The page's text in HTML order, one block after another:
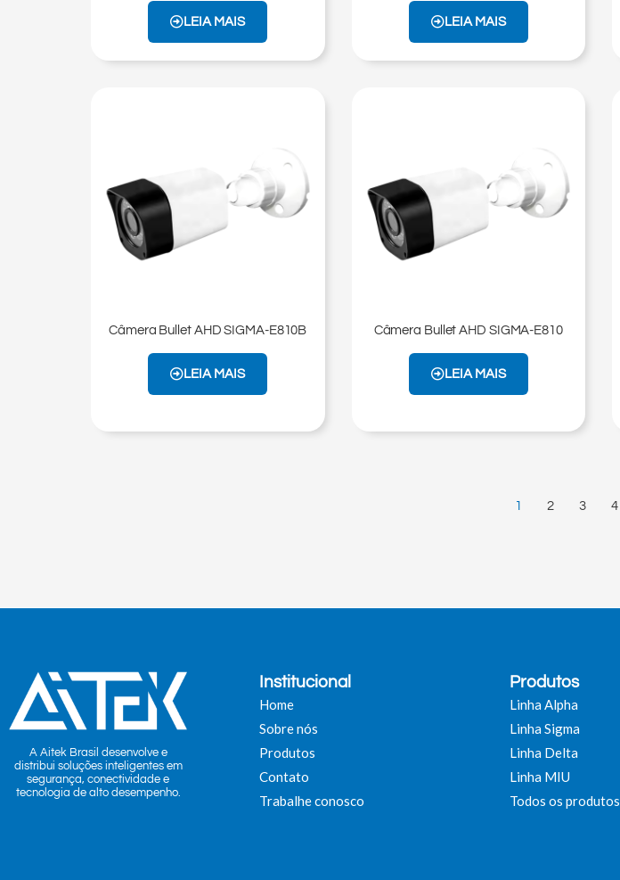
LEIA MAIS LEIA MAIS
Câmera Bullet AHD SIGMA-E810​B
LEIA MAIS
Câmera Bullet AHD SIGMA-E810
LEIA MAIS
1 2 3 4
A Aitek Brasil desenvolve e
distribui soluções inteligentes em
segurança, conectividade e
tecnologia de alto desempenho.
Institucional
Home
Sobre nós
Produtos
Contato
Trabalhe conosco
Produtos
Linha Alpha
Linha Sigma
Linha Delta
Linha MIU
Todos os produtos